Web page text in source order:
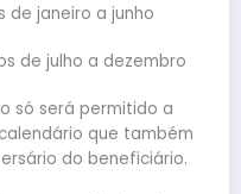
de janeiro a junho
de julho a dezembro
só será permitido a
que também
do beneficiário.